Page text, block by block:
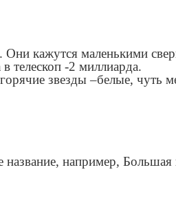
Они кажутся маленькими
телескоп -2 миллиарда.
звезды –белые, чуть
название, например,